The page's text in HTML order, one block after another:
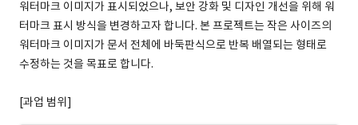
워터마크 이미지가 표시되었으나, 보안 강화 및 디자인 개선을 위해 워
터마크 표시 방식을 변경하고자 합니다. 본 프로젝트는 작은 사이즈의
워터마크 이미지가 문서 전체에 바둑판식으로 반복 배열되는 형태로
수정하는 것을 목표로 합니다.
[과업 범위]